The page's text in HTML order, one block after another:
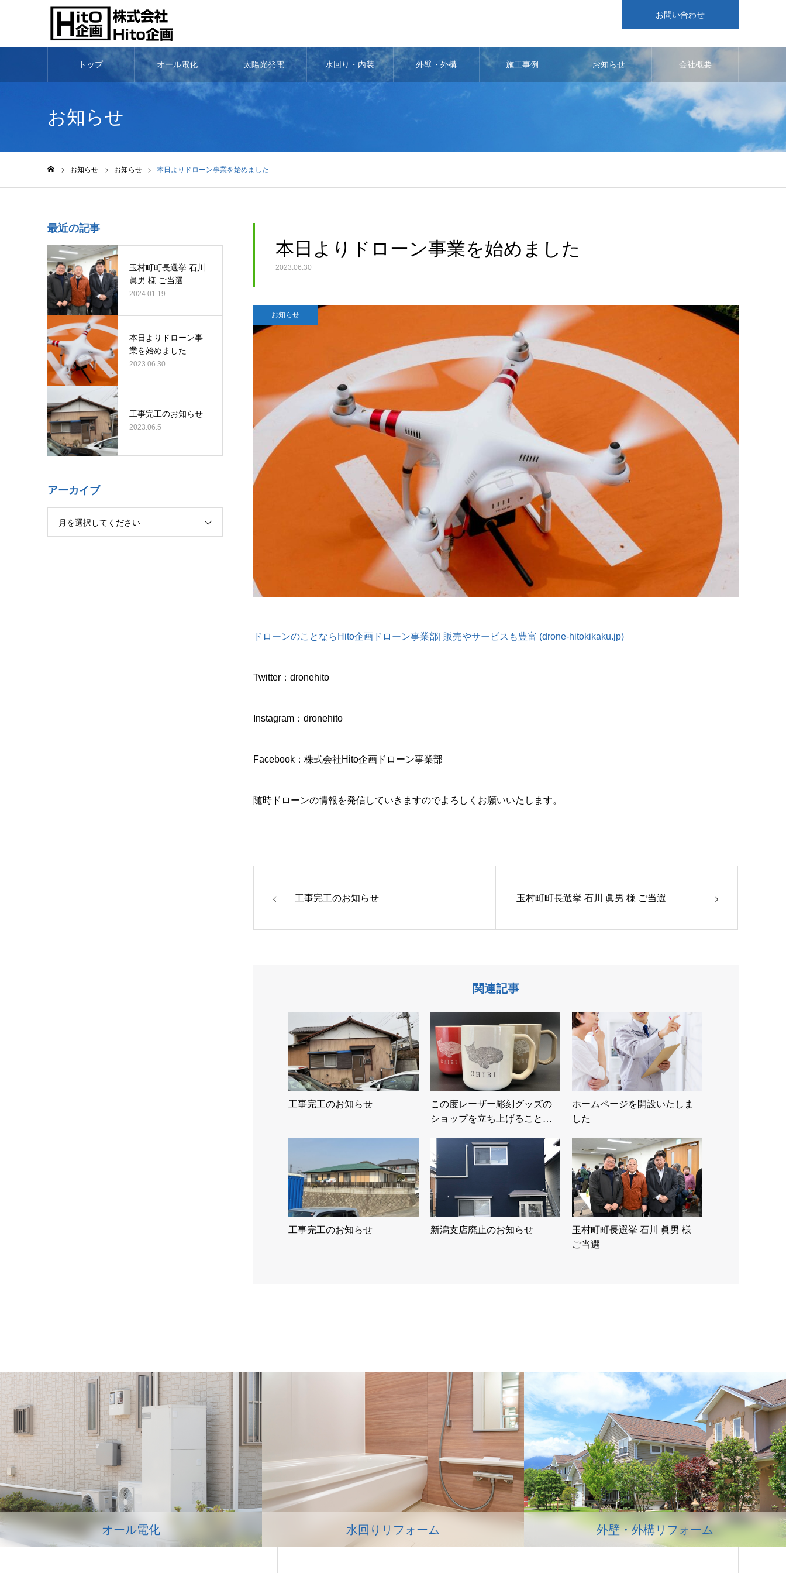
お問い合わせ
トップ オール電化 太陽光発電 水回り・内装 外壁・外構 施工事例 お知らせ 会社概要
お知らせ
お知らせ お知らせ 本日よりドローン事業を始めました
本日よりドローン事業を始めました
2023.06.30
お知らせ
ドローンのことならHito企画ドローン事業部| 販売やサービスも豊富 (drone-hitokikaku.jp)
Twitter：dronehito
Instagram：dronehito
Facebook：株式会社Hito企画ドローン事業部
随時ドローンの情報を発信していきますのでよろしくお願いいたします。
工事完工のお知らせ 玉村町町長選挙 石川 眞男 様 ご当選
関連記事
工事完工のお知らせ
この度レーザー彫刻グッズの
ショップを立ち上げること…
ホームページを開設いたしま
した
工事完工のお知らせ 新潟支店廃止のお知らせ
玉村町町長選挙 石川 眞男 様
ご当選
最近の記事
玉村町町長選挙 石川
眞男 様 ご当選
2024.01.19
本日よりドローン事
業を始めました
2023.06.30
工事完工のお知らせ
2023.06.5
アーカイブ
月を選択してください
オール電化 水回りリフォーム 外壁・外構リフォーム